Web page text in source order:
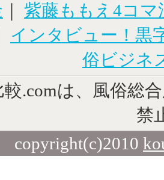
｜ 紫藤ももえ4コマ
インタビュー！黒
俗ビジネ
.comは、風俗総
禁
copyright(c)2010